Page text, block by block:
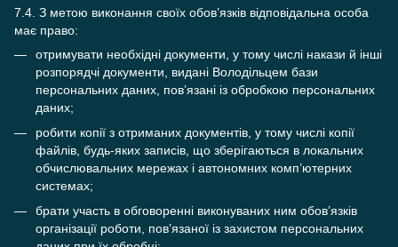
7.4. З метою виконання своїх обов’язків відповідальна особа
має право:
отримувати необхідні документи, у тому числі накази й інші
розпорядчі документи, видані Володільцем бази
персональних даних, пов’язані із обробкою персональних
даних;
робити копії з отриманих документів, у тому числі копії
файлів, будь-яких записів, що зберігаються в локальних
обчислювальних мережах і автономних комп’ютерних
системах;
брати участь в обговоренні виконуваних ним обов’язків
організації роботи, пов’язаної із захистом персональних